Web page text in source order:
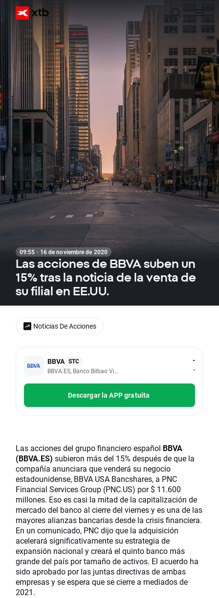
09:55 · 16 de noviembre de 2020
Las acciones de BBVA suben un
15% tras la noticia de la venta de
su filial en EE.UU.
BBVA STC
BBVA.ES, Banco Bilbao Vizcaya Argentaria SA
-
-
Descargar la APP gratuita
Las acciones del grupo financiero español BBVA
(BBVA.ES) subieron más del 15% después de que la
compañía anunciara que venderá su negocio
estadounidense, BBVA USA Bancshares, a PNC
Financial Services Group (PNC.US) por $ 11.600
millones. Eso es casi la mitad de la capitalización de
mercado del banco al cierre del viernes y es una de las
mayores alianzas bancarias desde la crisis financiera.
En un comunicado, PNC dijo que la adquisición
acelerará significativamente su estrategia de
expansión nacional y creará el quinto banco más
grande del país por tamaño de activos. El acuerdo ha
sido aprobado por las juntas directivas de ambas
empresas y se espera que se cierre a mediados de
2021.
Noticias De Acciones